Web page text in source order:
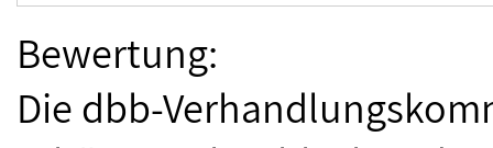
Bewertung:
Die dbb-